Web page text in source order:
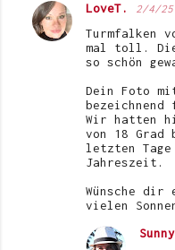
LoveT. 2/4/
Turmfalken
mal toll.
so schön
Dein Foto
bezeichnend
Wir hatten
von 18
letzten
Jahreszeit.
Wünsche
vielen